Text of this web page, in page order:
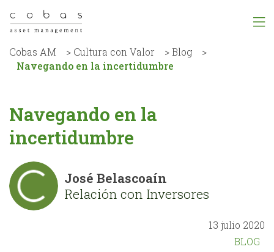
Cobas AM > Cultura con Valor >Blog
>
Navegando en la incertidumbre
Navegando en la
incertidumbre
José Belascoaín
Relación con Inversores
13 julio 2020
BLOG